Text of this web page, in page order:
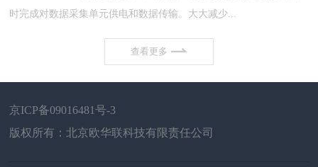
时完成对数据采集单元供电和数据传输。大大减少...
查看更多
京ICP备09016481号-3
版权所有：北京欧华联科技有限责任公司